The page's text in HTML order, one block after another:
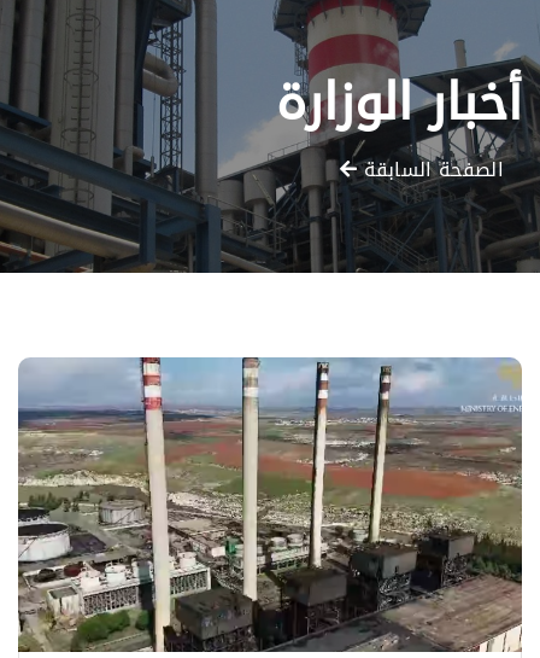
أخبار الوزارة
الصفحة السابقة